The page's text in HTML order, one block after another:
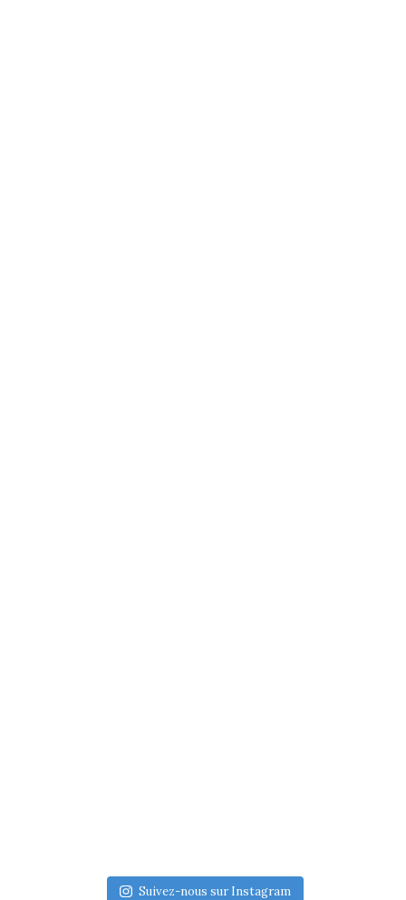
Suivez-nous sur Instagram